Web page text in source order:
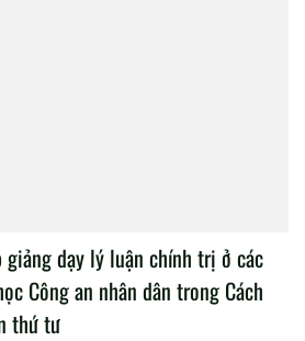
dạy lý luận chính trị ở các
Công an nhân dân trong Cách
thứ tư